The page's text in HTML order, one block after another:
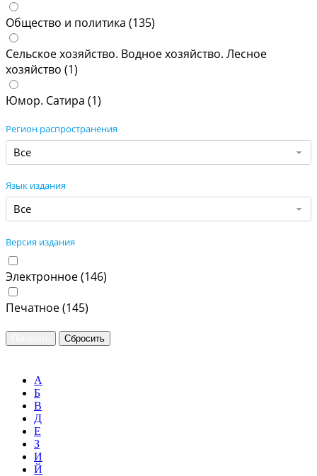
Общество и политика (135)
Сельское хозяйство. Водное хозяйство. Лесное
хозяйство (1)
Юмор. Сатира (1)
Регион распространения
Все
Язык издания
Все
Версия издания
Электронное (146)
Печатное (145)
А
Б
В
Д
Е
З
И
Й